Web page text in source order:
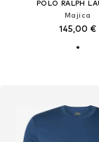
POLO RALPH
Majica
145,00 €